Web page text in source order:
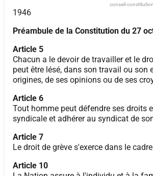
conseil-
1946
Préambule de la Constitution du 27
Article 5
Chacun a le devoir de travailler et le
peut être lésé, dans son travail ou son
origines, de ses opinions ou de ses
Article 6
Tout homme peut défendre ses droits
syndicale et adhérer au syndicat de
Article 7
Le droit de grève s'exerce dans le
Article 10